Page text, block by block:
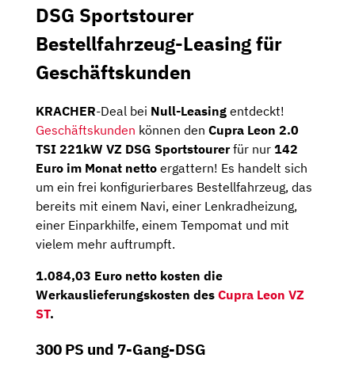
DSG Sportstourer
Bestellfahrzeug-Leasing für
Geschäftskunden
KRACHER-Deal bei Null-Leasing entdeckt!
Geschäftskunden können den Cupra Leon 2.0
TSI 221kW VZ DSG Sportstourerfür nur 142
Euro im Monat netto ergattern! Es handelt sich
um ein frei konfigurierbares Bestellfahrzeug, das
bereits mit einem Navi, einer Lenkradheizung,
einer Einparkhilfe, einem Tempomat und mit
vielem mehr auftrumpft.
1.084,03 Euro netto kosten die
Werkauslieferungskosten des Cupra Leon VZ
ST.
300 PS und 7-Gang-DSG